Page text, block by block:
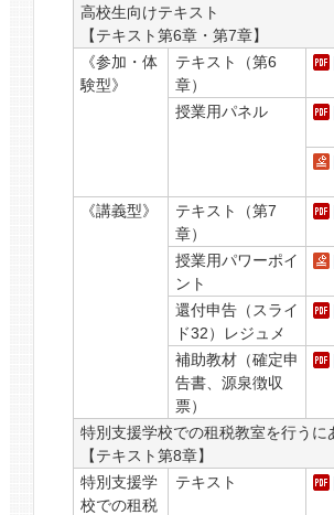
高校生向けテキスト
【テキスト第6章・第7章】
《参加・体
験型》
テキスト（第6
章）
授業用パネル
《講義型》
テキスト（第7
章）
授業用パワーポイ
ント
還付申告（スライ
ド32）レジュメ
補助教材（確定申
告書、源泉徴収
票）
特別支援学校での租税教室を行うに
【テキスト第8章】
特別支援学
校での租税
テキスト